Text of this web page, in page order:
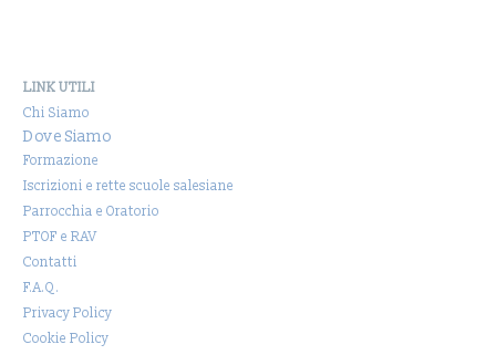
LINK UTILI
Chi Siamo
Dove Siamo
Formazione
Iscrizioni e rette scuole salesiane
Parrocchia e Oratorio
PTOF e RAV
Contatti
F.A.Q.
Privacy Policy
Cookie Policy